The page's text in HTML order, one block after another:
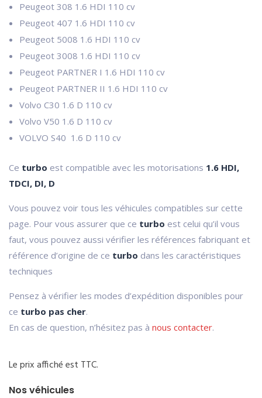
Peugeot 308 1.6 HDI 110 cv
Peugeot 407 1.6 HDI 110 cv
Peugeot 5008 1.6 HDI 110 cv
Peugeot 3008 1.6 HDI 110 cv
Peugeot PARTNER I 1.6 HDI 110 cv
Peugeot PARTNER II 1.6 HDI 110 cv
Volvo C30 1.6 D 110 cv
Volvo V50 1.6 D 110 cv
VOLVO S40 1.6 D 110 cv
Ce turbo est compatible avec les motorisations 1.6 HDI,
TDCI, DI, D
Vous pouvez voir tous les véhicules compatibles sur cette
page. Pour vous assurer que ce turbo est celui qu’il vous
faut, vous pouvez aussi vérifier les références fabriquant et
référence d’origine de ce turbo dans les caractéristiques
techniques
Pensez à vérifier les modes d’expédition disponibles pour
ce turbo pas cher.
En cas de question, n’hésitez pas à nous contacter.
Le prix affiché est TTC.
Nos véhicules